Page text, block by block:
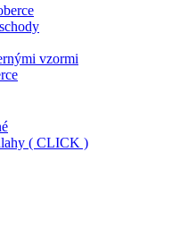
vzormi
( CLICK )